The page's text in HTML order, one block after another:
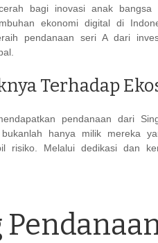
bagi inovasi anak bangsa
ekonomi digital di
pendanaan seri A dari
Terhadap
pendanaan dari
hanya milik mereka
risiko. Melalui dedikasi dan